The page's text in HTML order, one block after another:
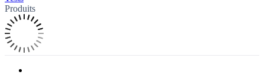
Produits